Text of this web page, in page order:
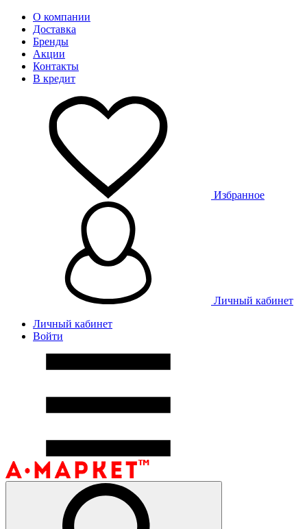
О компании
Доставка
Бренды
Акции
Контакты
В кредит
Избранное
Личный кабинет
Личный кабинет
Войти